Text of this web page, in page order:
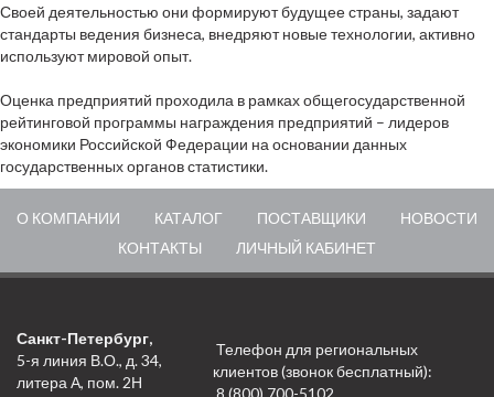
Своей деятельностью они формируют будущее страны, задают
стандарты ведения бизнеса, внедряют новые технологии, активно
используют мировой опыт.
Оценка предприятий проходила в рамках общегосударственной
рейтинговой программы награждения предприятий – лидеров
экономики Российской Федерации на основании данных
государственных органов статистики.
О КОМПАНИИ КАТАЛОГ ПОСТАВЩИКИ
НОВОСТИ
КОНТАКТЫ
ЛИЧНЫЙ КАБИНЕТ
Санкт-Петербург,
5-я линия В.О., д. 34,
литера А, пом. 2Н
Телефон для региональных
клиентов (звонок бесплатный):
8 (800) 700-5102